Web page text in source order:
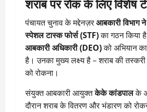
पंचायत चुनाव के मद्देनज़रआबकारी विभाग
स्पेशल टास्क फोर्स (STF)का गठन किया
आबकारी अधिकारी (DEO)को अभियान
है। उनका मुख्य लक्ष्य है – शराब की
को रोकना।
संयुक्त आबकारी आयुक्तकेके कांडपालके
दौरान शराब के वितरण और भंडारण को